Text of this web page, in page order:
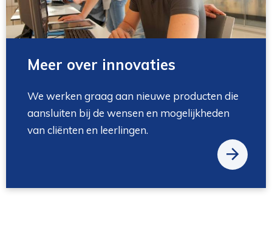
Meer over innovaties
We werken graag aan nieuwe producten die
aansluiten bij de wensen en mogelijkheden
van cliënten en leerlingen.